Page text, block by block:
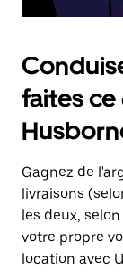
faites
Gagnez de
livraisons
les deux,
votre propre
location avec